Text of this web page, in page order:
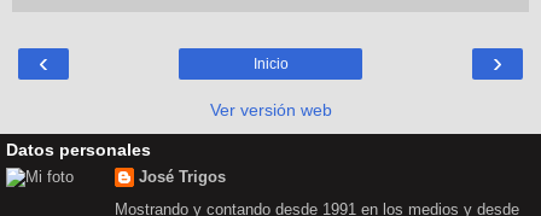
‹ ›
Inicio
Ver versión web
Datos personales
José Trigos
Mostrando y contando desde 1991 en los medios y desde